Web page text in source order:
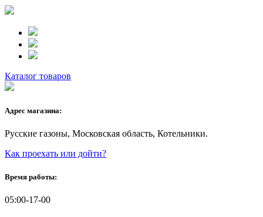
Каталог товаров
Адрес магазина:
Русские газоны, Московская область, Котельники.
Как проехать или дойти?
Время работы:
05:00-17-00